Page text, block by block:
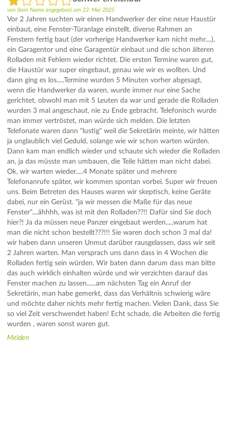
von (kein Name angegeben) am 22. Mai 2025
Vor 2 Jahren suchten wir einen Handwerker der eine neue Haustür
einbaut, eine Fenster-Türanlage einstellt, diverse Rahmen an
Fenstern fertig baut (der vorherige Handwerker kam nicht mehr....),
ein Garagentor und eine Garagentür einbaut und die schon älteren
Rolladen mit Fehlern wieder richtet. Die ersten Termine waren gut,
die Haustür war super eingebaut, genau wie wir es wollten. Und
dann ging es los.....Termine wurden 5 Minuten vorher abgesagt,
wenn die Handwerker da waren, wurde immer nur eine Sache
gerichtet, obwohl man mit 5 Leuten da war und gerade die Rolladen
wurden 3 mal angeschaut, nie zu Ende gebracht. Telefonisch wurde
man immer vertröstet, man würde sich melden. Die letzten
Telefonate waren dann "lustig" weil die Sekretärin meinte, wir hätten
ja unglaublich viel Geduld, solange wie wir schon warten würden.
Dann kam man endlich wieder und schaute sich wieder die Rolladen
an, ja das müsste man umbauen, die Teile hätten man nicht dabei.
Ok, wir warten wieder.....4 Monate später und mehrere
Telefonanrufe später, wir kommen spontan vorbei. Super wir freuen
uns. Beim Betreten des Hauses waren wir skeptisch, keine Geräte
dabei, nur ein Gerüst. "ja wir messen die Maße für das neue
Fenster"....ähhhh, was ist mit den Rolladen??!! Dafür sind Sie doch
hier?! Ja da müssen neue Panzer eingebaut werden.....warum hat
man die nicht schon bestellt???!!! Sie waren doch schon 3 mal da!
wir haben dann unseren Unmut darüber rausgelassen, dass wir seit
2 Jahren warten. Man versprach uns dann dass in 4 Wochen die
Rolladen fertig sein würden. Wir baten dann darum dass man bitte
das auch wirklich einhalten würde und wir verzichten darauf das
Fenster machen zu lassen......am nächsten Tag ein Anruf der
Sekretärin, man habe gemerkt, dass das Verhältnis schwierig wäre
und möchte daher nichts mehr fertig machen. Vielen Dank, dass Sie
so viel Zeit verschwendet haben! Echt schade, die Arbeiten die fertig
wurden , waren sonst waren gut.
Melden